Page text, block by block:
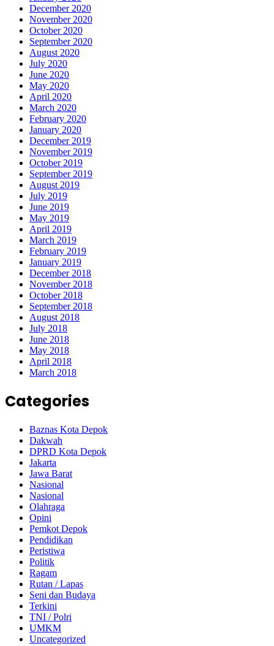
December 2020
November 2020
October 2020
September 2020
August 2020
July 2020
June 2020
May 2020
April 2020
March 2020
February 2020
January 2020
December 2019
November 2019
October 2019
September 2019
August 2019
July 2019
June 2019
May 2019
April 2019
March 2019
February 2019
January 2019
December 2018
November 2018
October 2018
September 2018
August 2018
July 2018
June 2018
May 2018
April 2018
March 2018
Categories
Baznas Kota Depok
Dakwah
DPRD Kota Depok
Jakarta
Jawa Barat
Nasional
Nasional
Olahraga
Opini
Pemkot Depok
Pendidikan
Peristiwa
Politik
Ragam
Rutan / Lapas
Seni dan Budaya
Terkini
TNI / Polri
UMKM
Uncategorized